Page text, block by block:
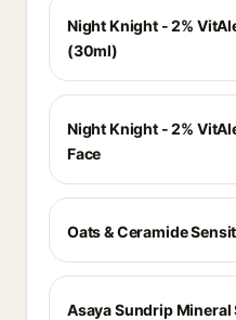
Night Knight - 2%
(30ml)
Night Knight - 2%
Face
Oats & Ceramide
Asaya Sundrip